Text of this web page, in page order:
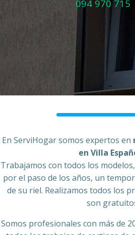
094 970 715
En ServiHogar somos expertos en
en Villa
Trabajamos con todos los
por el paso de los años, un
de su riel. Realizamos todos los
son
Somos profesionales con más de